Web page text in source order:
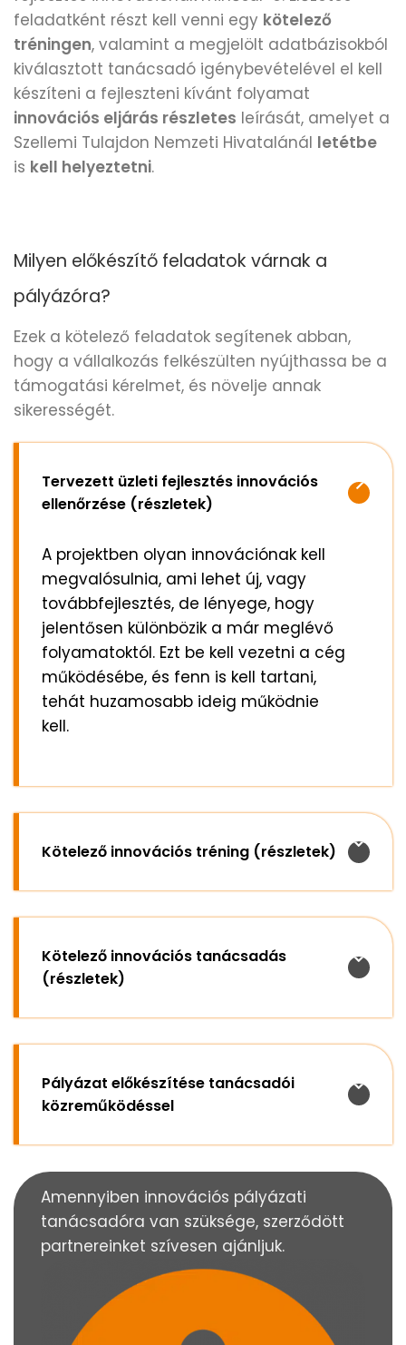
feladatként részt kell venni egy kötelező
tréningen, valamint a megjelölt adatbázisokból
kiválasztott tanácsadó igénybevételével el kell
készíteni a fejleszteni kívánt folyamat
innovációs eljárás részletes leírását, amelyet a
Szellemi Tulajdon Nemzeti Hivatalánál letétbe
is kell helyeztetni.
Milyen előkészítő feladatok várnak a
pályázóra?
Ezek a kötelező feladatok segítenek abban,
hogy a vállalkozás felkészülten nyújthassa be a
támogatási kérelmet, és növelje annak
sikerességét.
Tervezett üzleti fejlesztés innovációs
ellenőrzése (részletek)
A projektben olyan innovációnak kell
megvalósulnia, ami lehet új, vagy
továbbfejlesztés, de lényege, hogy
jelentősen különbözik a már meglévő
folyamatoktól. Ezt be kell vezetni a cég
működésébe, és fenn is kell tartani,
tehát huzamosabb ideig működnie
kell.
Kötelező innovációs tréning (részletek)
Kötelező innovációs tanácsadás
(részletek)
Pályázat előkészítése tanácsadói
közreműködéssel
Amennyiben innovációs pályázati
tanácsadóra van szüksége, szerződött
partnereinket szívesen ajánljuk.